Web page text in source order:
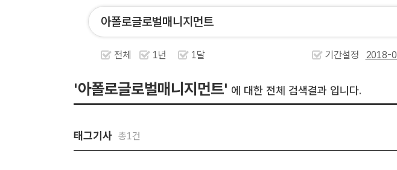
전체 1년 1달 기간설정
'아폴로글로벌매니지먼트' 에 대한 전체 검색결과 입니다.
태그기사 총1건